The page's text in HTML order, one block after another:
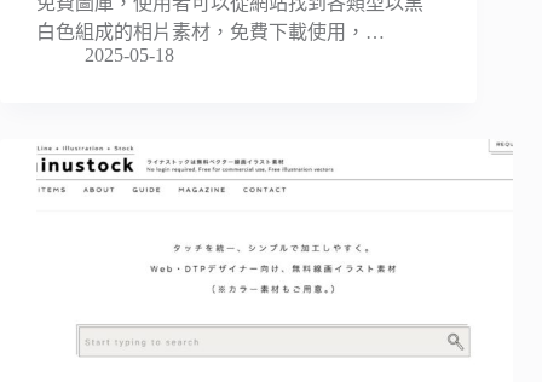
白色組成的相片素材，免費下載使用，…
2025-05-18